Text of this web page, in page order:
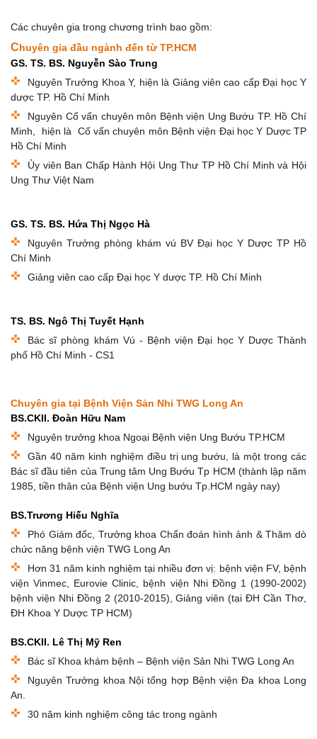
Các chuyên gia trong chương trình bao gồm:
Chuyên gia đầu ngành đến từ TP.HCM
GS. TS. BS. Nguyễn Sào Trung
Nguyên Trưởng Khoa Y, hiện là Giảng viên cao cấp Đại học Y
dược TP. Hồ Chí Minh
Nguyên Cố vấn chuyên môn Bệnh viện Ung Bướu TP. Hồ Chí
Minh, hiện là Cố vấn chuyên môn Bệnh viện Đại học Y Dược TP
Hồ Chí Minh
Ủy viên Ban Chấp Hành Hội Ung Thư TP Hồ Chí Minh và Hội
Ung Thư Việt Nam
GS. TS. BS. Hứa Thị Ngọc Hà
Nguyên Trưởng phòng khám vú BV Đại học Y Dược TP Hồ
Chí Minh
Giảng viên cao cấp Đại học Y dược TP. Hồ Chí Minh
TS. BS. Ngô Thị Tuyết Hạnh
Bác sĩ phòng khám Vú - Bệnh viện Đại học Y Dược Thành
phố Hồ Chí Minh - CS1
Chuyên gia tại Bệnh Viện Sản Nhi TWG Long An
BS.CKII. Đoàn Hữu Nam
Nguyên trưởng khoa Ngoại Bệnh viện Ung Bướu TP.HCM
Gần 40 năm kinh nghiệm điều trị ung bướu, là một trong các
Bác sĩ đầu tiên của Trung tâm Ung Bướu Tp HCM (thành lập năm
1985, tiền thân của Bệnh viện Ung bướu Tp.HCM ngày nay)
BS.Trương Hiếu Nghĩa
Phó Giám đốc, Trưởng khoa Chẩn đoán hình ảnh & Thăm dò
chức năng bệnh viện TWG Long An
Hơn 31 năm kinh nghiệm tại nhiều đơn vị: bệnh viện FV, bệnh
viện Vinmec, Eurovie Clinic, bệnh viện Nhi Đồng 1 (1990-2002)
bệnh viện Nhi Đồng 2 (2010-2015), Giảng viên (tại ĐH Cần Thơ,
ĐH Khoa Y Dược TP HCM)
BS.CKII. Lê Thị Mỹ Ren
Bác sĩ Khoa khám bệnh – Bệnh viện Sản Nhi TWG Long An
Nguyên Trưởng khoa Nội tổng hợp Bệnh viện Đa khoa Long
An.
30 năm kinh nghiệm công tác trong ngành